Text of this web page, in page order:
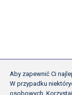
Aby zapewnić Ci
W przypadku
osobowych.